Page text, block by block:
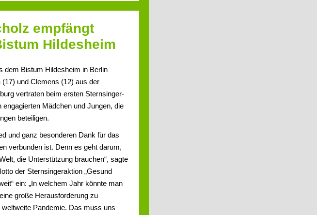
empfängt
Hildesheim
dem Bistum Hildesheim in Berlin
und Clemens (12) aus der
vertraten beim ersten Sternsinger-
Mädchen und Jungen, die
beteiligen.
und ganz besonderen Dank für das
verbunden ist. Denn es geht darum,
die Unterstützung brauchen“, sagte
der Sternsingeraktion „Gesund
ein: „In welchem Jahr könnte man
große Herausforderung zu
Pandemie. Das muss uns